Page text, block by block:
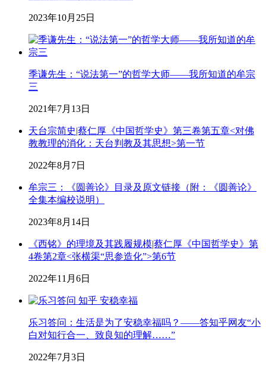
2023年10月25日
季谦先生：“说法第一”的哲学大师——我所知道的牟宗
三
2021年7月13日
天台宗简史|蔡仁厚《中国哲学史》第三卷第五章<对佛
教教理的消化：天台判教及其思想>第一节
2022年8月7日
牟宗三：《圆善论》目录及原文链接（附：《圆善论》
全集本编校说明）
2023年8月14日
《西铭》的理境及其践履规模|蔡仁厚《中国哲学史》第
4卷第2章<张横渠“思参造化”>第6节
2022年11月6日
乐习答问：生活是为了安稳幸福吗？——答知乎网友“小
白对知行合一、致良知的理解……”
2022年7月3日